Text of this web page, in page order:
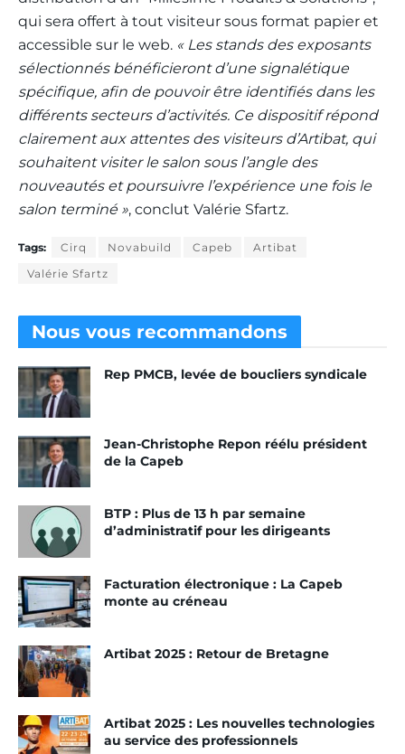
qui sera offert à tout visiteur sous format papier et
accessible sur le web. « Les stands des exposants
sélectionnés bénéficieront d’une signalétique
spécifique, afin de pouvoir être identifiés dans les
différents secteurs d’activités. Ce dispositif répond
clairement aux attentes des visiteurs d’Artibat, qui
souhaitent visiter le salon sous l’angle des
nouveautés et poursuivre l’expérience une fois le
salon terminé », conclut Valérie Sfartz.
Tags: Cirq Novabuild Capeb
Artibat
Valérie Sfartz
Nous vous recommandons
Rep PMCB, levée de boucliers syndicale
Jean-Christophe Repon réélu président
de la Capeb
BTP : Plus de 13 h par semaine
d’administratif pour les dirigeants
Facturation électronique : La Capeb
monte au créneau
Artibat 2025 : Retour de Bretagne
Artibat 2025 : Les nouvelles technologies
au service des professionnels